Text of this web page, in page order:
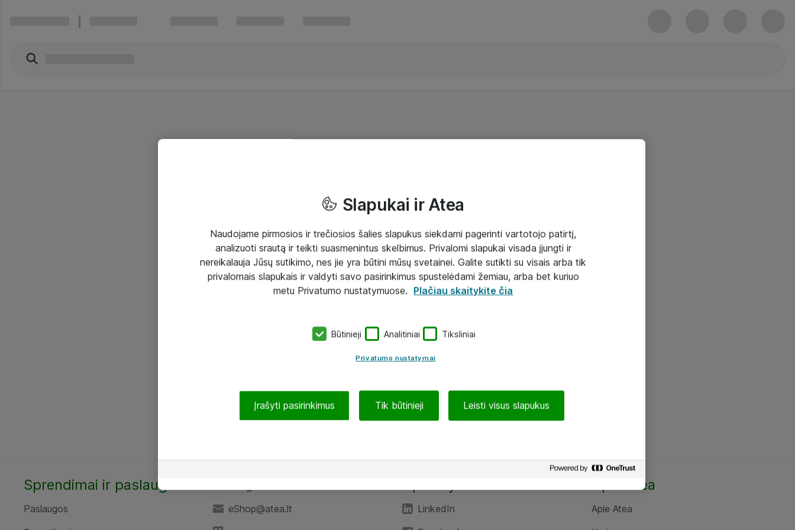
Sprendimai ir paslaugos
Paslaugos
eShop@atea.lt
LinkedIn
Apie Atea
Apie Atea
Slapukai ir Atea
Naudojame pirmosios ir trečiosios šalies slapukus siekdami pagerinti vartotojo patirtį,
analizuoti srautą ir teikti suasmenintus skelbimus. Privalomi slapukai visada įjungti ir
nereikalauja Jūsų sutikimo, nes jie yra būtini mūsų svetainei. Galite sutikti su visais arba tik
privalomais slapukais ir valdyti savo pasirinkimus spustelėdami žemiau, arba bet kuriuo
metu Privatumo nustatymuose. Plačiau skaitykite čia
Būtinieji Analitiniai Tiksliniai
Privatumo nustatymai
Įrašyti pasirinkimus Tik būtinieji Leisti visus slapukus